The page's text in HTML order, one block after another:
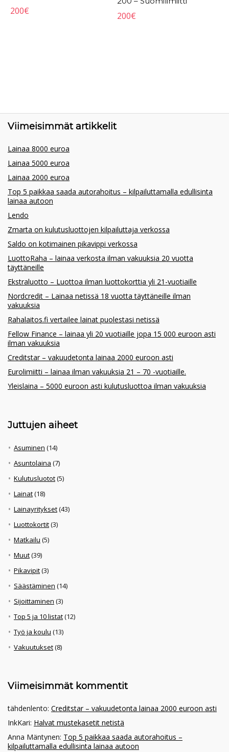
200€ 200€
Viimeisimmät artikkelit
Lainaa 8000 euroa
Lainaa 5000 euroa
Lainaa 2000 euroa
Top 5 paikkaa saada autorahoitus – kilpailuttamalla edullisinta
lainaa autoon
Lendo
Zmarta on kulutusluottojen kilpailuttaja verkossa
Saldo on kotimainen pikavippi verkossa
LuottoRaha – lainaa verkosta ilman vakuuksia 20 vuotta
täyttäneille
Ekstraluotto – Luottoa ilman luottokorttia yli 21-vuotiaille
Nordcredit – Lainaa netissä 18 vuotta täyttäneille ilman
vakuuksia
Rahalaitos.fi vertailee lainat puolestasi netissä
Fellow Finance – lainaa yli 20 vuotiaille jopa 15 000 euroon asti
ilman vakuuksia
Creditstar – vakuudetonta lainaa 2000 euroon asti
Eurolimiitti – lainaa ilman vakuuksia 21 – 70 -vuotiaille.
Yleislaina – 5000 euroon asti kulutusluottoa ilman vakuuksia
Juttujen aiheet
Asuminen (14)
Asuntolaina (7)
Kulutusluotot(5)
Lainat(18)
Lainayritykset(43)
Luottokortit(3)
Matkailu (5)
Muut(39)
Pikavipit(3)
Säästäminen (14)
Sijoittaminen (3)
Top 5 ja 10 listat(12)
Työ ja koulu (13)
Vakuutukset(8)
Viimeisimmät kommentit
tähdenlento: Creditstar – vakuudetonta lainaa 2000 euroon asti
InkKari: Halvat mustekasetit netistä
Anna Mäntynen: Top 5 paikkaa saada autorahoitus –
kilpailuttamalla edullisinta lainaa autoon